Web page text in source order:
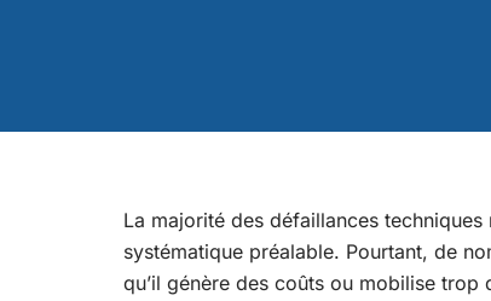
La majorité des défaillances
systématique préalable. Pourtant, de
qu’il génère des coûts ou mobilise trop